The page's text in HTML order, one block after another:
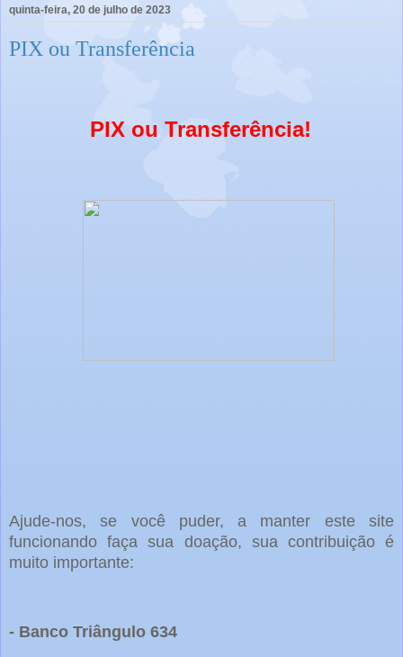
quinta-feira, 20 de julho de 2023
PIX ou Transferência
PIX ou Transferência!
Ajude-nos, se você puder, a manter este site
funcionando faça sua doação, sua contribuição é
muito importante:
- Banco Triângulo 634